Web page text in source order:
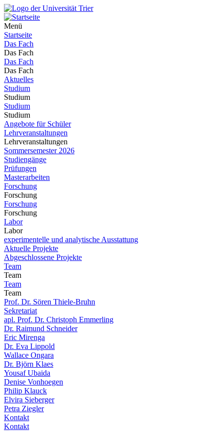
Menü
Startseite
Das Fach
Das Fach
Das Fach
Das Fach
Aktuelles
Studium
Studium
Studium
Studium
Angebote für Schüler
Lehrveranstaltungen
Lehrveranstaltungen
Sommersemester 2026
Studiengänge
Prüfungen
Masterarbeiten
Forschung
Forschung
Forschung
Forschung
Labor
Labor
experimentelle und analytische Ausstattung
Aktuelle Projekte
Abgeschlossene Projekte
Team
Team
Team
Team
Prof. Dr. Sören Thiele-Bruhn
Sekretariat
apl. Prof. Dr. Christoph Emmerling
Dr. Raimund Schneider
Eric Mirenga
Dr. Eva Lippold
Wallace Ongara
Dr. Björn Klaes
Yousaf Ubaida
Denise Vonhoegen
Philip Klauck
Elvira Sieberger
Petra Ziegler
Kontakt
Kontakt